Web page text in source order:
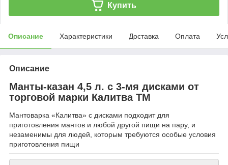
Купить
Описание Характеристики Доставка Оплата
Описание
Манты-казан 4,5 л. с 3-мя дисками от
торговой марки Калитва ТМ
Мантоварка «Калитва» с дисками подходит для
приготовления мантов и любой другой пищи на пару, и
незаменимы для людей, которым требуются особые условия
приготовления пищи